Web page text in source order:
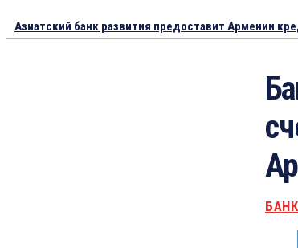
Азиатский банк развития предоставит Армении